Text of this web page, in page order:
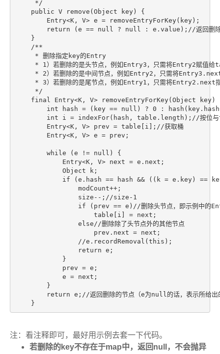
     */
    public V remove(Object key) {
        Entry<K, V> e = removeEntryForKey(key);
return (e == null ? null : e.value);//返回删除
    }
    /**
     * 删除指定key的Entry
* 1）若删除的是头节点，例如Entry3，只需将Entry2赋值给
* 2）若删除的是中间节点，例如Entry2，只需将
* 3）若删除的是尾节点，例如Entry1，只需将Entry2.next
     */
final Entry<K, V> removeEntryForKey(Object key)
int hash = (key == null) ? 0 :
int i = indexFor(hash, table.length);//按位与
        Entry<K, V> prev = table[i];//获取桶
        Entry<K, V> e = prev;
        while (e != null) {
            Entry<K, V> next = e.next;
            Object k;
if (e.hash == hash && ((k = e.key) ==
                modCount++;
                size--;//size-1
if (prev == e)//删除头节点，即示例中的
                    table[i] = next;
                else//删除除了头节点外的其他节点
                    prev.next = next;
                //e.recordRemoval(this);
                return e;
            }
            prev = e;
            e = next;
        }
return e;//返回删除的节点（e为null的话，表示所给出
    }
注：看注释即可，最好用示例去套一下代码。
若删除的key不存在于map中，返回null，不会抛异